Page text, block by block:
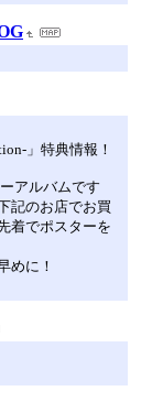
」特典情報！
アルバムです
記のお店でお買
着でポスターを
めに！